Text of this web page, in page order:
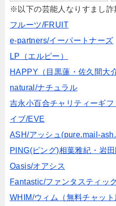
※以下の芸能人なりすまし詐
フルーツ/FRUIT
e-partners/イーパートナーズ
LP（エルピー）
HAPPY（目黒蓮・佐久間大介
natural/ナチュラル
吉永小百合チャリティーギフ
イブ/EVE
ASH/アッシュ(pure.mail-
PING(ピング)相葉雅紀・岩
Oasis/オアシス
Fantastic/ファンタスティック
WHIM/ウィム（無料チャット